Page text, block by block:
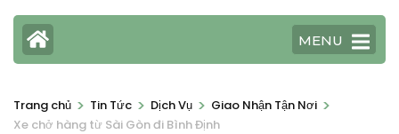
MENU
Trang chủ > Tin Tức > Dịch Vụ > Giao Nhận Tận Nơi >
Xe chở hàng từ Sài Gòn đi Bình Định